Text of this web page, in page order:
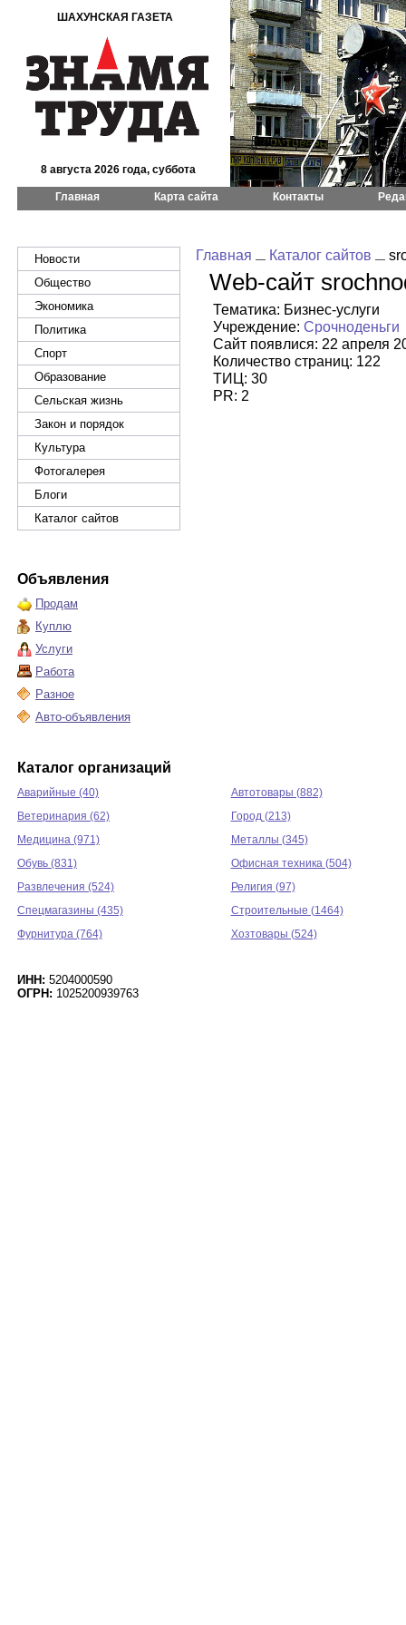
ШАХУНСКАЯ ГАЗЕТА
8 августа 2026 года, суббота
Главная Карта сайта Контакты
Новости
Общество
Экономика
Политика
Спорт
Образование
Сельская жизнь
Закон и порядок
Культура
Фотогалерея
Блоги
Каталог сайтов
Объявления
Продам
Куплю
Услуги
Работа
Разное
Авто-объявления
Главная Каталог сайтов
Web-сайт
Тематика: Бизнес-услуги
Учреждение: Срочноденьги
Сайт появлися: 22 апреля
Количество страниц: 122
ТИЦ: 30
PR: 2
Каталог организаций
Аварийные (40)
Автотовары (882)
Ветеринария (62)
Город (213)
Медицина (971)
Металлы (345)
Обувь (831)
Офисная техника (504)
Развлечения (524)
Религия (97)
Спецмагазины (435)
Строительные (1464)
Фурнитура (764)
Хозтовары (524)
ИНН: 5204000590
ОГРН: 1025200939763